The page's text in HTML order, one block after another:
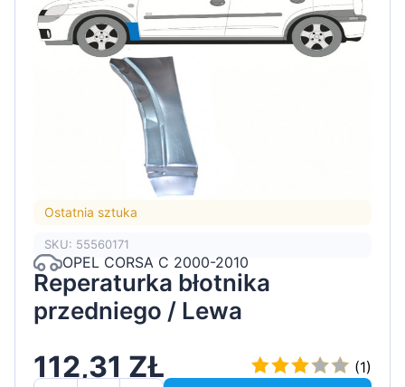
Ostatnia sztuka
SKU: 55560171
OPEL CORSA C 2000-2010
Reperaturka błotnika
przedniego / Lewa
112,31 ZŁ
(1)